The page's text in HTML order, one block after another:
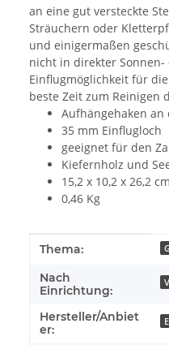
an eine gut versteckte
Sträuchern oder
und einigermaßen
nicht in direkter
Einflugmöglichkeit für
beste Zeit zum Reinigen
Aufhängehaken an
35 mm Einflugloch
geeignet für den
Kiefernholz und
15,2 x 10,2 x 26,2 cm
0,46 Kg
Produkteigenschaft
Wert
Thema:
Nach
Einrichtung:
Hersteller/Anbiet
er: